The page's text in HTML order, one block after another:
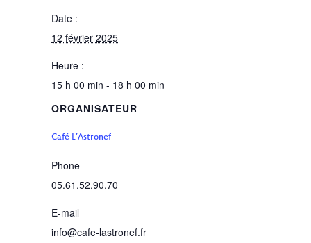
Date :
12 février 2025
Heure :
15 h 00 min - 18 h 00 min
ORGANISATEUR
Café L’Astronef
Phone
05.61.52.90.70
E-mail
info@cafe-lastronef.fr